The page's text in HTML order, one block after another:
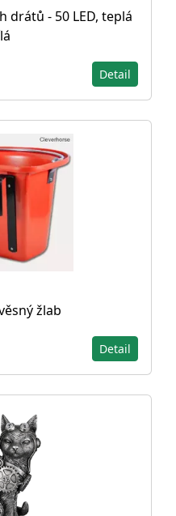
drátů - 50 LED, teplá
Detail
žlab
Detail